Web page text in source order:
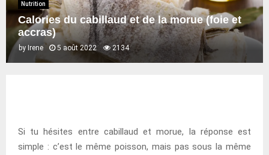
Nutrition
Calories du cabillaud et de la morue (foie et
accras)
by Irene 5 août 2022 2134
Si tu hésites entre cabillaud et morue, la réponse est
simple : c’est le même poisson, mais pas sous la même